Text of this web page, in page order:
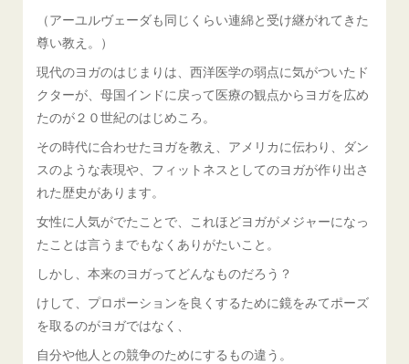
（アーユルヴェーダも同じくらい連綿と受け継がれてきた
尊い教え。）
現代のヨガのはじまりは、西洋医学の弱点に気がついたド
クターが、母国インドに戻って医療の観点からヨガを広め
たのが２０世紀のはじめころ。
その時代に合わせたヨガを教え、アメリカに伝わり、ダン
スのような表現や、フィットネスとしてのヨガが作り出さ
れた歴史があります。
女性に人気がでたことで、これほどヨガがメジャーになっ
たことは言うまでもなくありがたいこと。
しかし、本来のヨガってどんなものだろう？
けして、プロポーションを良くするために鏡をみてポーズ
を取るのがヨガではなく、
自分や他人との競争のためにするもの違う。